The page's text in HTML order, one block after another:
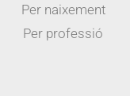
Per naixement
Per professió